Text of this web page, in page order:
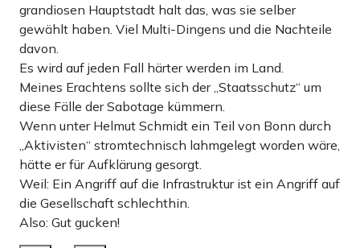
grandiosen Hauptstadt halt das, was sie selber
gewählt haben. Viel Multi-Dingens und die Nachteile
davon.
Es wird auf jeden Fall härter werden im Land.
Meines Erachtens sollte sich der „Staatsschutz“ um
diese Fälle der Sabotage kümmern.
Wenn unter Helmut Schmidt ein Teil von Bonn durch
„Aktivisten“ stromtechnisch lahmgelegt worden wäre,
hätte er für Aufklärung gesorgt.
Weil: Ein Angriff auf die Infrastruktur ist ein Angriff auf
die Gesellschaft schlechthin.
Also: Gut gucken!